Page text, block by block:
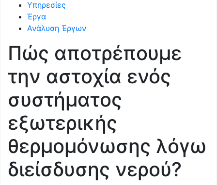
Υπηρεσίες
Έργα
Ανάλυση Έργων
Πώς αποτρέπουμε
την αστοχία ενός
συστήματος
εξωτερικής
θερμομόνωσης λόγω
διείσδυσης νερού?